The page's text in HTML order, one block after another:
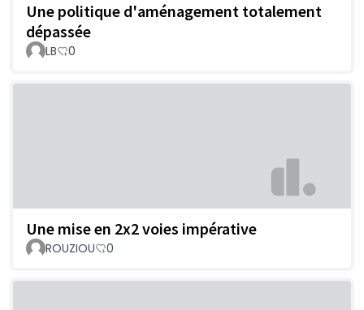
Une politique d'aménagement totalement
dépassée
LB 0
Une mise en 2x2 voies impérative
ROUZIOU 0